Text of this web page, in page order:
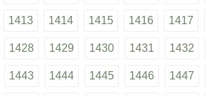
1413 1414 1415 1416 1417
1428 1429 1430 1431 1432
1443 1444 1445 1446 1447